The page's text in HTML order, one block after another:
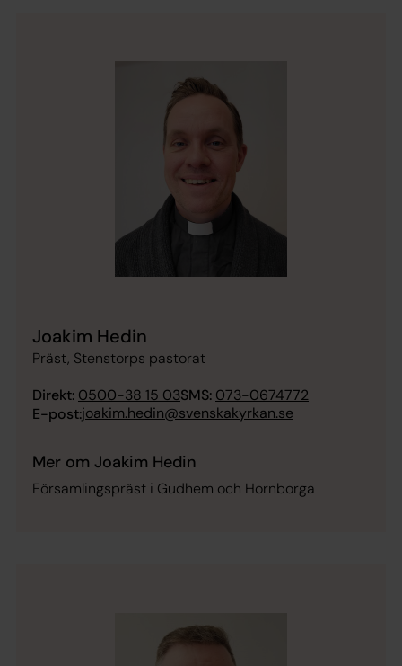
Joakim Hedin
Präst, Stenstorps pastorat
Direkt: 0500-38 15 03SMS: 073-0674772
E-post:joakim.hedin@svenskakyrkan.se
Mer om Joakim Hedin
Församlingspräst i Gudhem och Hornborga